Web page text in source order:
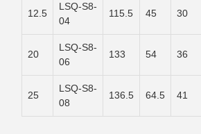
12.5
LSQ-S8-
04
115.5 45 30
20
LSQ-S8-
06
133 54 36
25
LSQ-S8-
08
136.5 64.5 41